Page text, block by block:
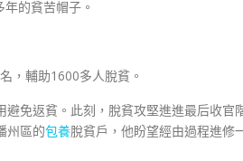
的貧苦帽子。
，輔助1600多人脫貧。
免返貧。此刻，脫貧攻堅進進最后收官
州區的包養脫貧戶，他盼望經由過程進修